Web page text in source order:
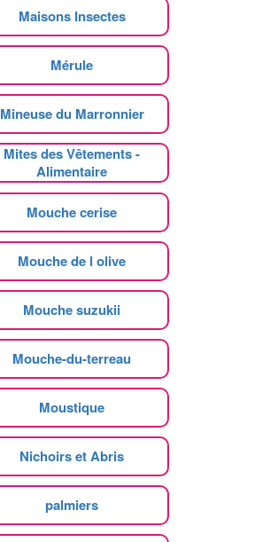
Maisons Insectes
Mérule
Mineuse du Marronnier
Mites des Vêtements -
Alimentaire
Mouche cerise
Mouche de l olive
Mouche suzukii
Mouche-du-terreau
Moustique
Nichoirs et Abris
palmiers